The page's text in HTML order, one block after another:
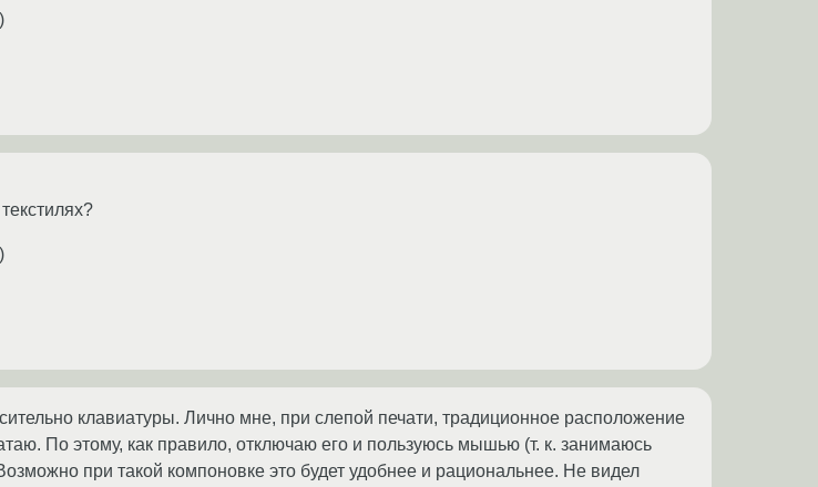
)
)
клавиатуры. Лично мне, при слепой печати, традиционное расположение
По этому, как правило, отключаю его и пользуюсь мышью (т. к. занимаюсь
при такой компоновке это будет удобнее и рациональнее. Не видел